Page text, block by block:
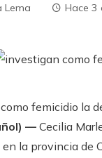
Lema Hace 3
femicidio la
—Cecilia
la provincia de